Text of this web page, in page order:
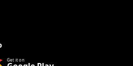
Get it on